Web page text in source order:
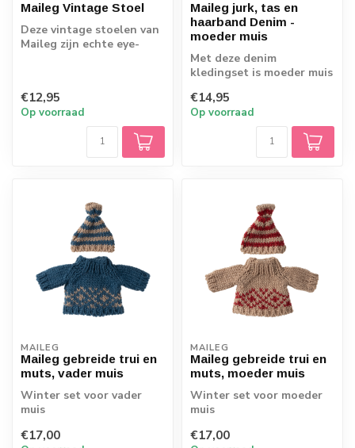
Maileg Vintage Stoel
Deze vintage stoelen van
Maileg zijn echte eye-
€12,95
Op voorraad
Maileg jurk, tas en
haarband Denim -
moeder muis
Met deze denim
kledingset is moeder muis
€14,95
Op voorraad
MAILEG
Maileg gebreide trui en
muts, vader muis
Winter set voor vader
muis
€17,00
MAILEG
Maileg gebreide trui en
muts, moeder muis
Winter set voor moeder
muis
€17,00